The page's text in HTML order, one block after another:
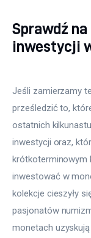
Sprawdź
inwestycji
Jeśli zamierzamy
prześledzić to,
ostatnich
inwestycji oraz,
krótkoterminowym
inwestować w
kolekcje cieszyły
pasjonatów
monetach